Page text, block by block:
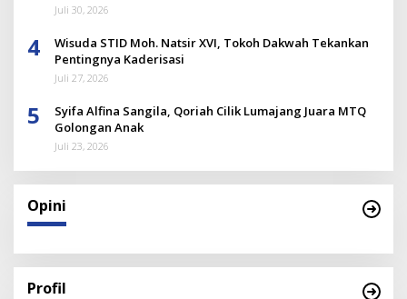
Juli 30, 2026
4
Wisuda STID Moh. Natsir XVI, Tokoh Dakwah Tekankan
Pentingnya Kaderisasi
Juli 27, 2026
5
Syifa Alfina Sangila, Qoriah Cilik Lumajang Juara MTQ
Golongan Anak
Juli 23, 2026
Opini
Profil